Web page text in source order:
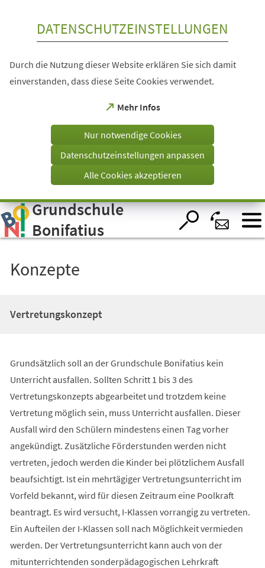
Visuelle
Assistenzsoftware
öffnen.
DATENSCHUTZEINSTELLUNGEN
Durch die Nutzung dieser Website erklären Sie sich damit
einverstanden, dass diese Seite Cookies verwendet.
Mehr Infos
(Öffnet
einem
Tab)
Nur notwendige Cookies
Datenschutzeinstellungen anpassen
Alle Cookies akzeptieren
Grundschule
Bonifatius
Konzepte
Vertretungskonzept
Grundsätzlich soll an der Grundschule Bonifatius kein
Unterricht ausfallen. Sollten Schritt 1 bis 3 des
Vertretungskonzepts abgearbeitet und trotzdem keine
Vertretung möglich sein, muss Unterricht ausfallen. Dieser
Ausfall wird den Schülern mindestens einen Tag vorher
angekündigt. Zusätzliche Förderstunden werden nicht
vertreten, jedoch werden die Kinder bei plötzlichem Ausfall
beaufsichtigt. Ist ein mehrtägiger Vertretungsunterricht im
Vorfeld bekannt, wird für diesen Zeitraum eine Poolkraft
beantragt. Es wird versucht, I-Klassen vorrangig zu vertreten.
Ein Aufteilen der I-Klassen soll nach Möglichkeit vermieden
werden. Der Vertretungsunterricht kann auch von der
mitunterrichtenden sonderpädagogischen Lehrkraft